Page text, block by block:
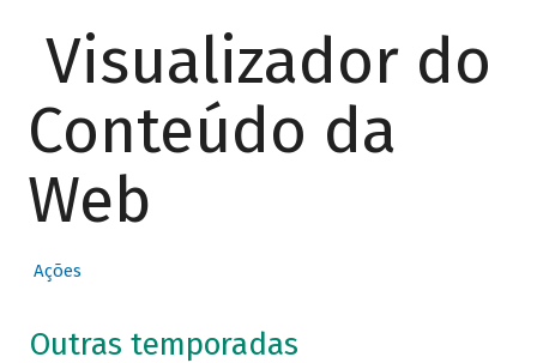
Visualizador do
Conteúdo da
Web
Ações
Outras temporadas